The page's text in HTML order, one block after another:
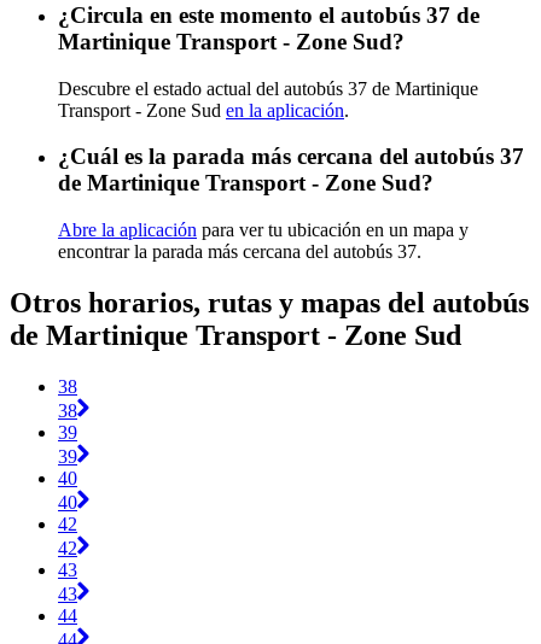
¿Circula en este momento el autobús 37 de
Martinique Transport - Zone Sud?
Descubre el estado actual del autobús 37 de Martinique
Transport - Zone Sud en la aplicación.
¿Cuál es la parada más cercana del autobús 37
de Martinique Transport - Zone Sud?
Abre la aplicación para ver tu ubicación en un mapa y
encontrar la parada más cercana del autobús 37.
Otros horarios, rutas y mapas del autobús
de Martinique Transport - Zone Sud
38
38
39
39
40
40
42
42
43
43
44
44